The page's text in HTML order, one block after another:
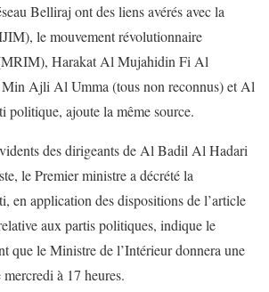
Belliraj ont des liens avérés avec la
le mouvement révolutionnaire
Harakat Al Mujahidin Fi Al
Ajli Al Umma (tous non reconnus) et Al
ajoute la même source.
des dirigeants de Al Badil Al Hadari
le Premier ministre a décrété la
en application des dispositions de l’article
aux partis politiques, indique le
que le Ministre de l’Intérieur donnera une
à 17 heures.